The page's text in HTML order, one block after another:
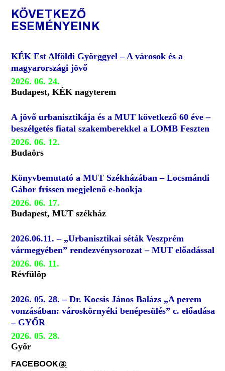
KÖVETKEZŐ
ESEMÉNYEINK
KÉK Est Alföldi Györggyel – A városok és a
magyarországi jövő
2026. 06. 24.
Budapest, KÉK nagyterem
A jövő urbanisztikája és a MUT következő 60 éve –
beszélgetés fiatal szakemberekkel a LOMB Feszten
2026. 06. 12.
Budaörs
Könyvbemutató a MUT Székházában – Locsmándi
Gábor frissen megjelenő e-bookja
2026. 06. 17.
Budapest, MUT székház
2026.06.11. – „Urbanisztikai séták Veszprém
vármegyében” rendezvénysorozat – MUT előadással
2026. 06. 11.
Révfülöp
2026. 05. 28. – Dr. Kocsis János Balázs „A perem
vonzásában: városkörnyéki benépesülés” c. előadása
– GYŐR
2026. 05. 28.
Győr
FACEBOOK@